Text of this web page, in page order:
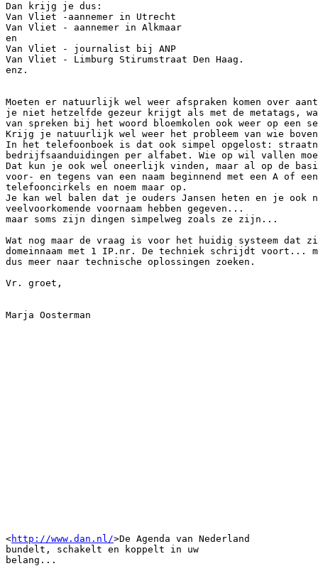
Dan krijg je dus:
Van Vliet -aannemer in Utrecht
Van Vliet - aannemer in Alkmaar
en
Van Vliet - journalist bij ANP
Van Vliet - Limburg Stirumstraat Den Haag.
enz.
Moeten er natuurlijk wel weer afspraken komen over
je niet hetzelfde gezeur krijgt als met de metatags,
van spreken bij het woord bloemkolen ook weer op een
Krijg je natuurlijk wel weer het probleem van wie
In het telefoonboek is dat ook simpel opgelost:
bedrijfsaanduidingen per alfabet. Wie op wil vallen
Dat kun je ook wel oneerlijk vinden, maar al op de
voor- en tegens van een naam beginnend met een A of
telefooncirkels en noem maar op.
Je kan wel balen dat je ouders Jansen heten en je ook
veelvoorkomende voornaam hebben gegeven...
maar soms zijn dingen simpelweg zoals ze zijn...
Wat nog maar de vraag is voor het huidig systeem dat
domeinnaam met 1 IP.nr. De techniek schrijdt voort...
dus meer naar technische oplossingen zoeken.
Vr. groet,
Marja Oosterman
<http://www.dan.nl/>De Agenda van Nederland
bundelt, schakelt en koppelt in uw
belang...